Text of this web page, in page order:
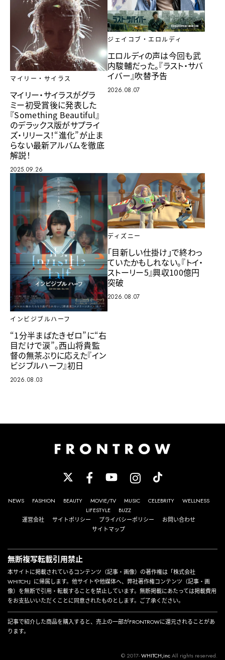
マイリー・サイラス
マイリー・サイラスがグラ
ミー初受賞後に発表した
『Something Beautiful』
のデラックス版がサプライ
ズ・リリース！“進化”が止ま
らない最新アルバムを徹底
解説！
2025.09.26
ジェイコブ・エロルディ
エロルディの声は今回も武
内駿輔だった。『ラスト・サバ
イバー』吹替予告
2026.08.07
インビジブルハーフ
“1分半まばたきゼロ”に“右
目だけで涙”。西山将貴監
督の無茶ぶりに応えた『イン
ビジブルハーフ』初日
2026.08.03
ディズニー
「目新しい仕掛け」で終わっ
ていたかもしれない。『トイ・
ストーリー5』興収100億円
突破
2026.08.07
NEWS FASHION BEAUTY MOVIE/TV MUSIC CELEBRITY
WELLNESS
LIFESTYLE
BUZZ
運営会社
サイトポリシー プライバシーポリシー
お問い合わせ
サイトマップ
無断複写転載引用禁止
本サイトに掲載されているコンテンツ（記事・画像）の著作権は「株式会社
WHITCH」に帰属します。他サイトや他媒体へ、弊社著作権コンテンツ（記事・画
像）を無断で引用・転載することを禁止しています。無断掲載にあたっては掲載費用
をお支払いいただくことに同意されたものとします。ご了承ください。
記事で紹介した商品を購入すると、売上の一部がFRONTROWに還元されることがあ
ります。
© 2017-WHITCH,incAll rights reserved.